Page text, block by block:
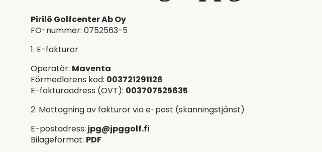
Pirilö Golfcenter Ab Oy
FO-nummer: 0752563-5
1. E-fakturor
Operatör: Maventa
Förmedlarens kod: 003721291126
E-fakturaadress (OVT): 003707525635
2. Mottagning av fakturor via e-post (skanningstjänst)
E-postadress: jpg@jpggolf.fi
Bilageformat: PDF